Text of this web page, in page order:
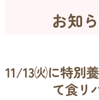
お知
11/13㈫に特別
て食リ